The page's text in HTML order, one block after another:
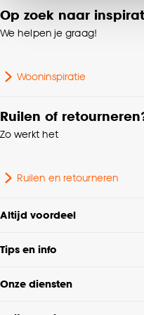
noodzakelijke cookies
voor kiezen om
accepteren door op
klikken.
kan aanpassen, bekijk
cookieverklaring
Op zoek naar
We helpen je graag!
Wooninspiratie
Ruilen of
Zo werkt het
Ruilen en retourneren
Altijd voordeel
Tips en info
Onze diensten